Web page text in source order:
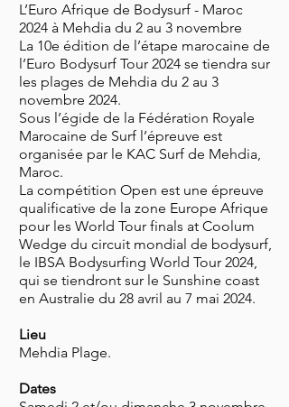
L’Euro Afrique de Bodysurf - Maroc
2024 à Mehdia du 2 au 3 novembre
La 10e édition de l’étape marocaine de
l’Euro Bodysurf Tour 2024 se tiendra sur
les plages de Mehdia du 2 au 3
novembre 2024.
Sous l’égide de la Fédération Royale
Marocaine de Surf l’épreuve est
organisée par le KAC Surf de Mehdia,
Maroc.
La compétition Open est une épreuve
qualificative de la zone Europe Afrique
pour les World Tour finals at Coolum
Wedge du circuit mondial de bodysurf,
le IBSA Bodysurfing World Tour 2024,
qui se tiendront sur le Sunshine coast
en Australie du 28 avril au 7 mai 2024.
Lieu
Mehdia Plage.
Dates